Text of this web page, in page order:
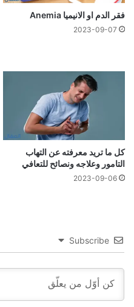
فقر الدم او الانيميا Anemia
2023-09-07
كل ما تريد معرفته عن التهاب
التامور وعلاجه ونصائح للتعافي
2023-09-06
Subscribe